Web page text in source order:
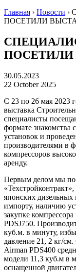
Главная › Новости ›
ПОСЕТИЛИ
ПОСЕТИЛИ
30.05.2023
22 October 2025
С 23 по 26 мая 2023
выставка
специалисты
формате знакомства
установок и
производителями в
компрессоров
аренду.
Первым делом мы
японских дизельных
импорту, наличию
закупке
PDSJ750.
куб.м. в минуту,
давление 21, 2 кг/
Airman PDS400
модели 11,3 куб.м в
оснащенной